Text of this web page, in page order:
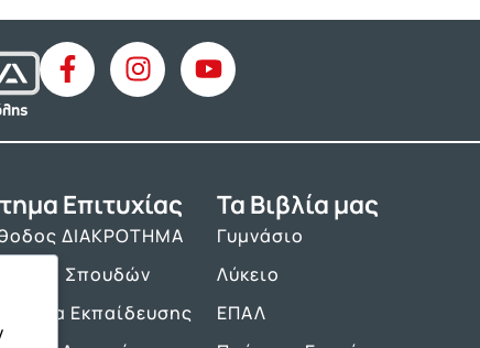
Επιτυχίας
ΔΙΑΚΡΟΤΗΜΑ
Σπουδών
Εκπαίδευσης
Τα Βιβλία μας
Γυμνάσιο
Λύκειο
ΕΠΑΛ